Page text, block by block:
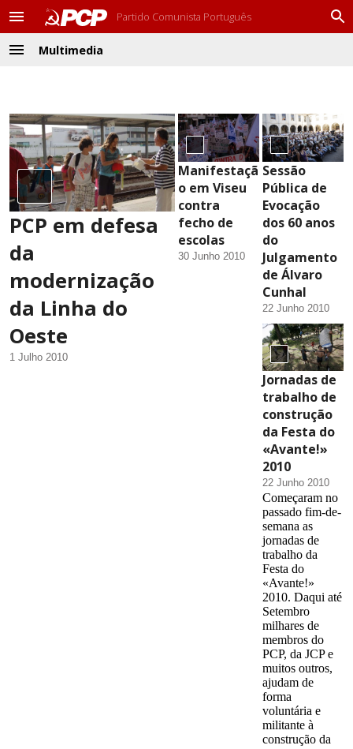
M
e
n
Partido Comunista Português
P
r
Multimedia
PCP em defesa
da
modernização
da Linha do
Oeste
1 Julho 2010
Manifestaçã
o em Viseu
contra
fecho de
escolas
30 Junho 2010
Sessão
Pública de
Evocação
dos 60 anos
do
Julgamento
de Álvaro
Cunhal
22 Junho 2010
Jornadas de
trabalho de
construção
da Festa do
«Avante!»
2010
22 Junho 2010
Começaram no
passado fim-de-
semana as
jornadas de
trabalho da
Festa do
«Avante!»
2010. Daqui até
Setembro
milhares de
membros do
PCP, da JCP e
muitos outros,
ajudam de
forma
voluntária e
militante à
construção da